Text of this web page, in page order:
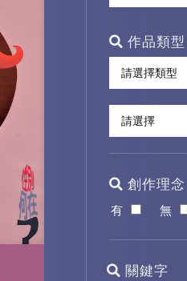
作品類型
創作理念
有 無
關鍵字